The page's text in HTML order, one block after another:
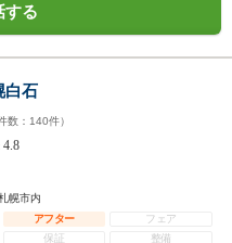
する
白石
数： 140件）
4.8
幌市内
アフター
フェア
保証
整備